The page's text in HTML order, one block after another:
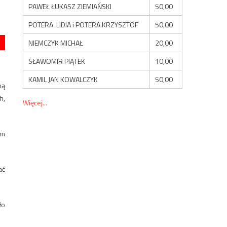
PAWEŁ ŁUKASZ ZIEMIAŃSKI
50,00
POTERA LIDIA i POTERA KRZYSZTOF
50,00
NIEMCZYK MICHAŁ
20,00
SŁAWOMIR PIĄTEK
10,00
KAMIL JAN KOWALCZYK
50,00
Więcej...